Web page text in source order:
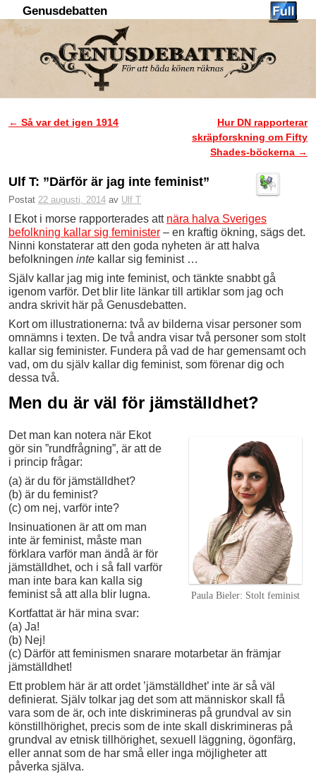
Genusdebatten
Inläggsnavigering
← Så var det igen 1914
Hur DN rapporterar
skräpforskning om Fifty
Shades-böckerna →
Ulf T: ”Därför är jag inte feminist”
Postat 22 augusti, 2014 av Ulf T
I Ekot i morse rapporterades att nära halva Sveriges
befolkning kallar sig feminister – en kraftig ökning, sägs det.
Ninni konstaterar att den goda nyheten är att halva
befolkningen inte kallar sig feminist …
Själv kallar jag mig inte feminist, och tänkte snabbt gå
igenom varför. Det blir lite länkar till artiklar som jag och
andra skrivit här på Genusdebatten.
Kort om illustrationerna: två av bilderna visar personer som
omnämns i texten. De två andra visar två personer som stolt
kallar sig feminister. Fundera på vad de har gemensamt och
vad, om du själv kallar dig feminist, som förenar dig och
dessa två.
Men du är väl för jämställdhet?
Paula Bieler: Stolt feminist
Det man kan notera när Ekot
gör sin ”rundfrågning”, är att de
i princip frågar:
(a) är du för jämställdhet?
(b) är du feminist?
(c) om nej, varför inte?
Insinuationen är att om man
inte är feminist, måste man
förklara varför man ändå är för
jämställdhet, och i så fall varför
man inte bara kan kalla sig
feminist så att alla blir lugna.
Kortfattat är här mina svar:
(a) Ja!
(b) Nej!
(c) Därför att feminismen snarare motarbetar än främjar
jämställdhet!
Ett problem här är att ordet ’jämställdhet’ inte är så väl
definierat. Själv tolkar jag det som att människor skall få
vara som de är, och inte diskrimineras på grundval av sin
könstillhörighet, precis som de inte skall diskrimineras på
grundval av etnisk tillhörighet, sexuell läggning, ögonfärg,
eller annat som de har små eller inga möjligheter att
påverka själva.